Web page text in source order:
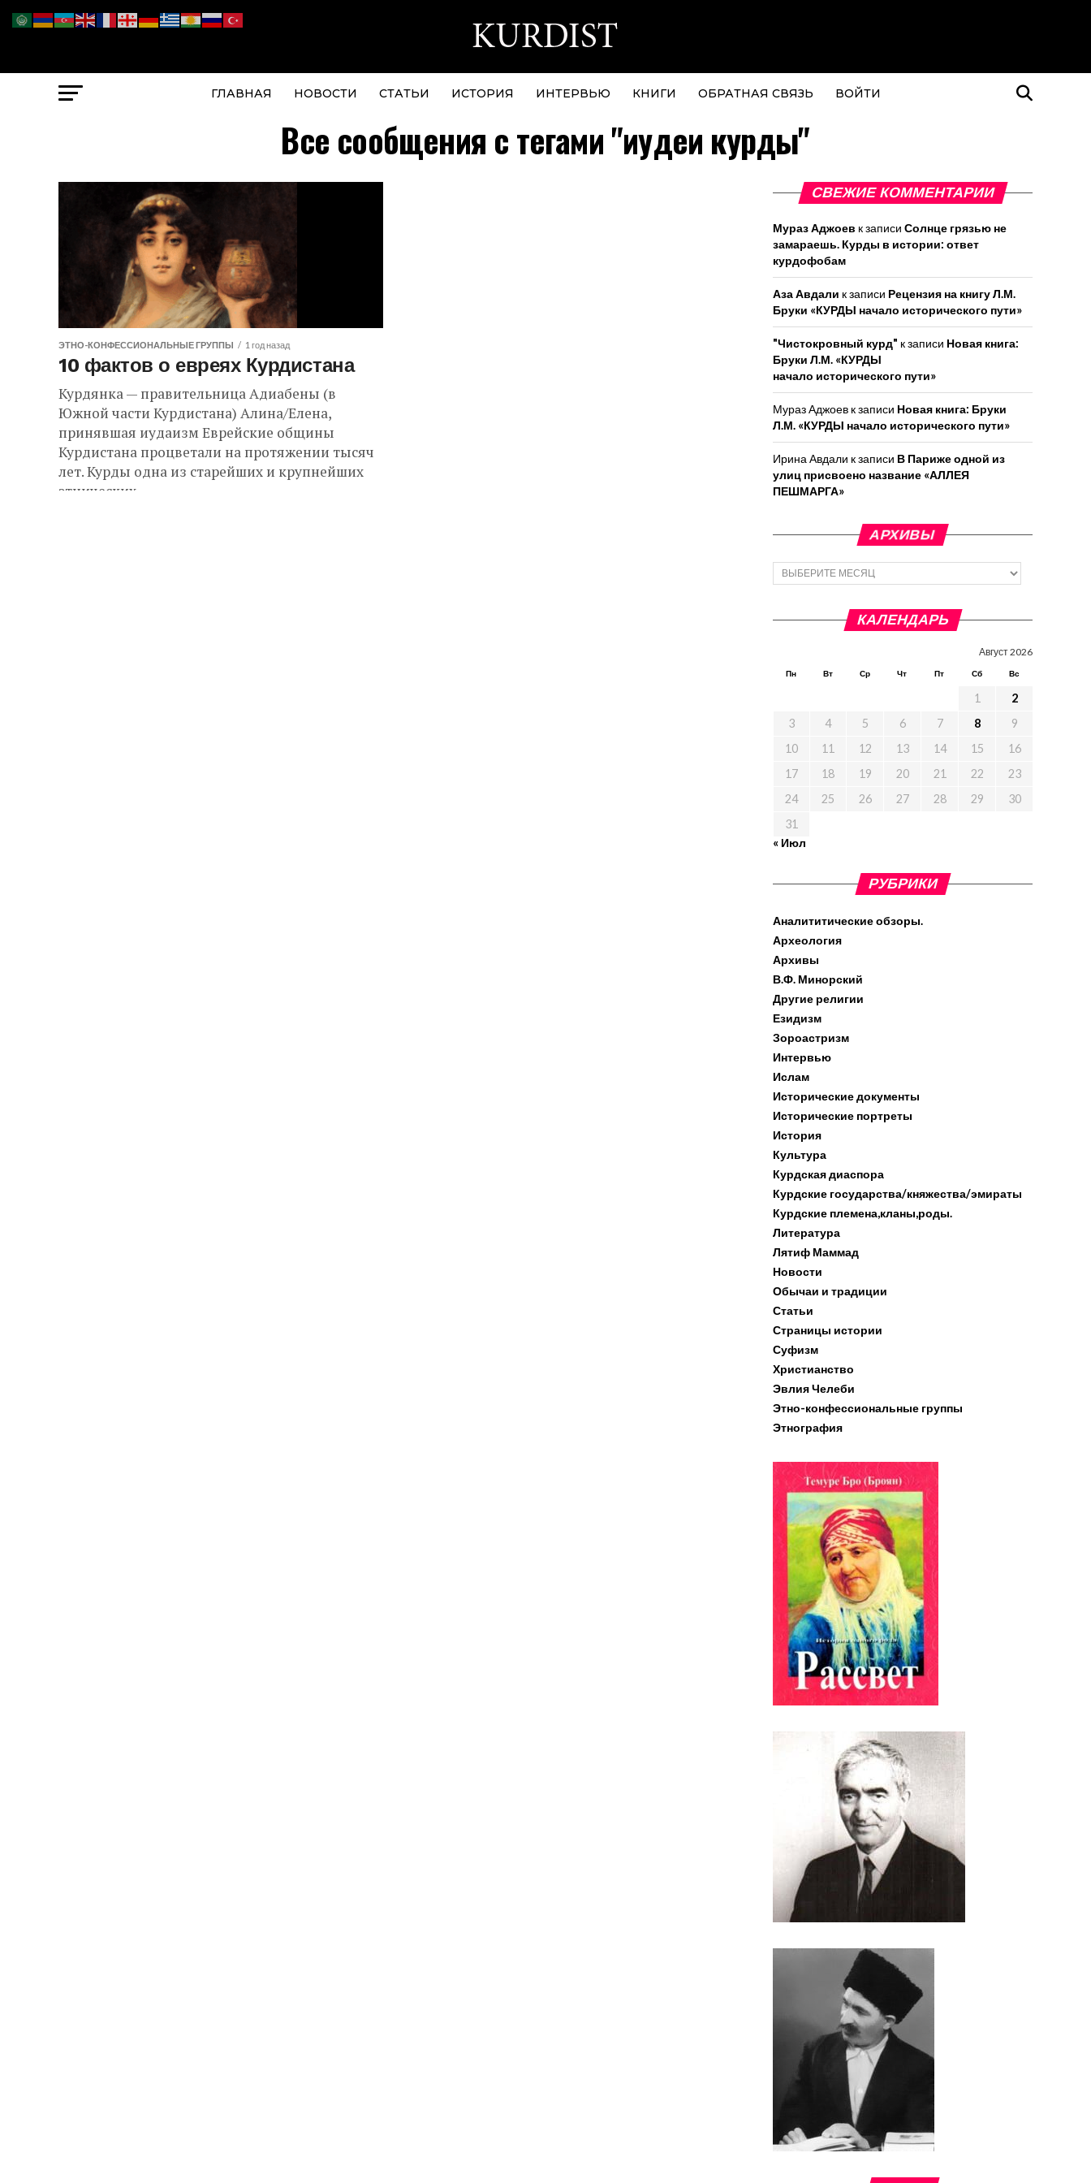
ГЛАВНАЯ НОВОСТИ СТАТЬИ ИСТОРИЯ ИНТЕРВЬЮ КНИГИ ОБРАТНАЯ СВЯЗЬ ВОЙТИ
Все сообщения с тегами "иудеи курды"
ЭТНО-КОНФЕССИОНАЛЬНЫЕ ГРУППЫ 1 год назад
10 фактов о евреях Курдистана
Курдянка — правительница Адиабены (в
Южной части Курдистана) Алина/Елена,
принявшая иудаизм Еврейские общины
Курдистана процветали на протяжении тысяч
лет. Курды одна из старейших и крупнейших
этнических...
СВЕЖИЕ КОММЕНТАРИИ
Мураз Аджоев к записи Солнце грязью не
замараешь. Курды в истории: ответ
курдофобам
Аза Авдали к записи Рецензия на книгу Л.М.
Бруки «КУРДЫ начало исторического пути»
"Чистокровный курд" к записи Новая книга:
Бруки Л.М. «КУРДЫ
начало исторического пути»
Мураз Аджоев к записи Новая книга: Бруки
Л.М. «КУРДЫ начало исторического пути»
Ирина Авдали к записи В Париже одной из
улиц присвоено название «АЛЛЕЯ
ПЕШМАРГА»
АРХИВЫ
Архивы
КАЛЕНДАРЬ
Август 2026
Пн Вт Ср Чт Пт Сб Вс
1
2
3
4 5 6 7 8
9
10
11 12 13 14 15
16
17
18 19 20 21 22
23
24
25 26 27 28 29
30
31
« Июл
РУБРИКИ
Аналититические обзоры.
Археология
Архивы
В.Ф. Минорский
Другие религии
Езидизм
Зороастризм
Интервью
Ислам
Исторические документы
Исторические портреты
История
Культура
Курдская диаспора
Курдские государства/княжества/эмираты
Курдские племена,кланы,роды.
Литература
Лятиф Маммад
Новости
Обычаи и традиции
Статьи
Страницы истории
Суфизм
Христианство
Эвлия Челеби
Этно-конфессиональные группы
Этнография